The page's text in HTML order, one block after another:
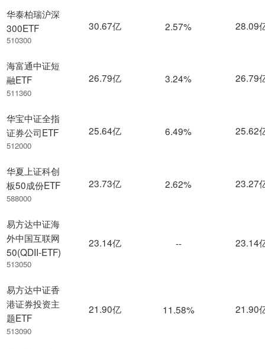
华泰柏瑞沪深
300ETF
510300
海富通中证短
融ETF
511360
华宝中证全指
证券公司ETF
512000
华夏上证科创
板50成份ETF
588000
易方达中证海
外中国互联网
50(QDII-ETF)
513050
易方达中证香
港证券投资主
题ETF
513090
30.67亿 2.57% 28.09
26.79亿 3.24% 26.79
25.64亿 6.49% 25.62
23.73亿 2.62% 23.27
23.14亿 -- 23.14
21.90亿 11.58% 21.90